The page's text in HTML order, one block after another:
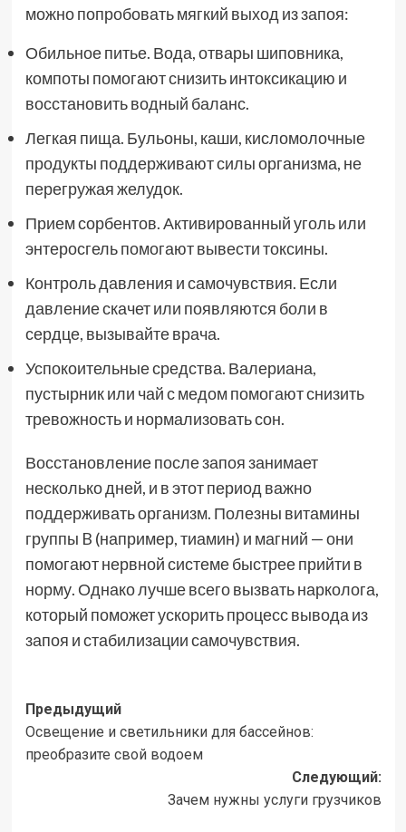
можно попробовать мягкий выход из запоя:
Обильное питье. Вода, отвары шиповника,
компоты помогают снизить интоксикацию и
восстановить водный баланс.
Легкая пища. Бульоны, каши, кисломолочные
продукты поддерживают силы организма, не
перегружая желудок.
Прием сорбентов. Активированный уголь или
энтеросгель помогают вывести токсины.
Контроль давления и самочувствия. Если
давление скачет или появляются боли в
сердце, вызывайте врача.
Успокоительные средства. Валериана,
пустырник или чай с медом помогают снизить
тревожность и нормализовать сон.
Восстановление после запоя занимает
несколько дней, и в этот период важно
поддерживать организм. Полезны витамины
группы B (например, тиамин) и магний — они
помогают нервной системе быстрее прийти в
норму. Однако лучше всего вызвать нарколога,
который поможет ускорить процесс вывода из
запоя и стабилизации самочувствия.
Навигация
записи
Предыдущий
Освещение и светильники для бассейнов:
преобразите свой водоем
Следующий:
Зачем нужны услуги грузчиков